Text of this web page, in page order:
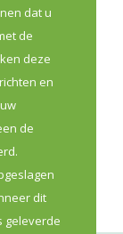
dat u
de
deze
en
de
dit
geleverde